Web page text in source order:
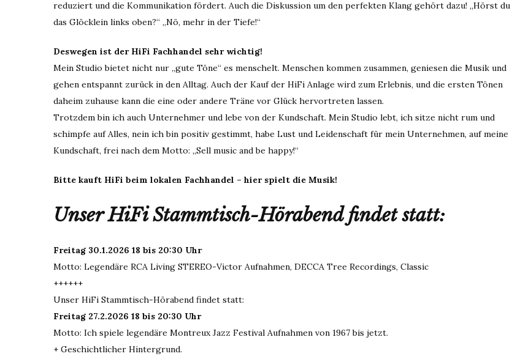
reduziert und die Kommunikation fördert. Auch die Diskussion um den perfekten Klang gehört dazu! „Hörst du
das Glöcklein links oben?“ „Nö, mehr in der Tiefe!“
Deswegen ist der HiFi Fachhandel sehr wichtig!
Mein Studio bietet nicht nur „gute Töne“ es menschelt. Menschen kommen zusammen, geniesen die Musik und
gehen entspannt zurück in den Alltag. Auch der Kauf der HiFi Anlage wird zum Erlebnis, und die ersten Tönen
daheim zuhause kann die eine oder andere Träne vor Glück hervortreten lassen.
Trotzdem bin ich auch Unternehmer und lebe von der Kundschaft. Mein Studio lebt, ich sitze nicht rum und
schimpfe auf Alles, nein ich bin positiv gestimmt, habe Lust und Leidenschaft für mein Unternehmen, auf meine
Kundschaft, frei nach dem Motto: „Sell music and be happy!“
Bitte kauft HiFi beim lokalen Fachhandel – hier spielt die Musik!
Unser HiFi Stammtisch-Hörabend findet statt:
Freitag 30.1.2026 18 bis 20:30 Uhr
Motto: Legendäre RCA Living STEREO-Victor Aufnahmen, DECCA Tree Recordings, Classic
++++++
Unser HiFi Stammtisch-Hörabend findet statt:
Freitag 27.2.2026 18 bis 20:30 Uhr
Motto: Ich spiele legendäre Montreux Jazz Festival Aufnahmen von 1967 bis jetzt.
+ Geschichtlicher Hintergrund.